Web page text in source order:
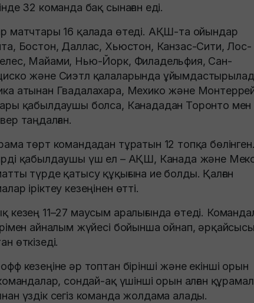
32 команда бақ сынаған еді.
матчтары 16 қалада өтеді. АҚШ-та ойындар
Бостон, Даллас, Хьюстон, Канзас-Сити, Лос-
Майами, Нью-Йорк, Филадельфия, Сан-
және Сиэтл қалаларында
атынан Гвадалахара, Мехико және
қабылдаушы болса, Канададан Торонто мен
таңдалған.
төрт командадан тұратын 12 топқа
қабылдаушы үш ел – АҚШ, Канада және
түрде қатысу құқығына ие болды. Қалған
іріктеу кезеңінен өтті.
кезең 11–27 маусым аралығында өтеді.
айналым жүйесі бойынша ойнап,
өткізеді.
кезеңіне әр топтан бірінші және екінші орын
командалар, сондай-ақ үшінші орын алған
үздік сегіз команда жолдама алады.